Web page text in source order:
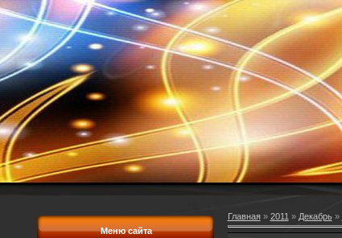
Меню сайта
Главная» 2011 » Декабрь »